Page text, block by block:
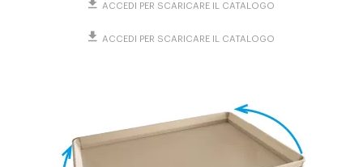
ACCEDI PER SCARICARE IL CATALOGO
ACCEDI PER SCARICARE IL CATALOGO